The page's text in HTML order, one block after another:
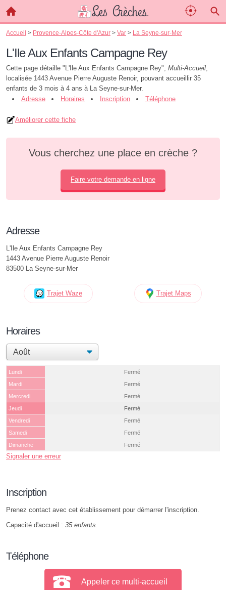
Accueil > Provence-Alpes-Côte d'Azur > Var > La Seyne-sur-Mer
L'Ile Aux Enfants Campagne Rey
Cette page détaille "L'Ile Aux Enfants Campagne Rey", Multi-Accueil,
localisée 1443 Avenue Pierre Auguste Renoir, pouvant accueillir 35
enfants de 3 mois à 4 ans à La Seyne-sur-Mer.
Adresse
Horaires Inscription Téléphone
Améliorer cette fiche
Vous cherchez une place en crèche ?
Faire votre demande en ligne
Adresse
L'Ile Aux Enfants Campagne Rey
1443 Avenue Pierre Auguste Renoir
83500 La Seyne-sur-Mer
Trajet Waze Trajet Maps
Horaires
Lundi
Fermé
Mardi
Fermé
Mercredi
Fermé
Jeudi
Fermé
Vendredi
Fermé
Samedi
Fermé
Dimanche
Fermé
Signaler une erreur
Inscription
Prenez contact avec cet établissement pour démarrer l'inscription.
Capacité d'accueil : 35 enfants.
Téléphone
Appeler ce multi-accueil